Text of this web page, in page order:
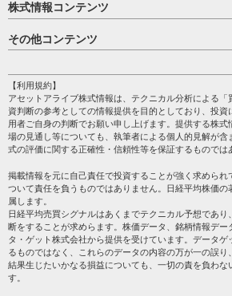
株式情報コンテンツ
日経平均
売買シグナル
株テーマ情報
海外市況
投資カレンダー
格付け情報
その他コンテンツ
個人情報保護方針
プライバシーポリシー
会社案内
サイトマップ
過去データ
【利用規約】
アセットアライブ株式情報は、テクニカル分析による
資判断の参考としての情報提供を目的としており、投資
用者ご自身の判断でお願い申し上げます。提供する株
場の見通し等についても、執筆者による個人的見解が含
式の評価に関する正確性・信頼性等を保証するものでは
掲載情報を元に自己責任で投資することが強く求められ
ついて責任を負うものではありません。日経平均株価の
属します。
日経平均売買シグナルはあくまでテクニカル予想であり
断をすることが求めらます。株価データ、銘柄情報デー
タ・ゲット株式会社から提供を受けています。データ
るものではなく、これらのデータの内容の万が一の誤り
結果生じたいかなる損益についても、一切の責を負わな
す。